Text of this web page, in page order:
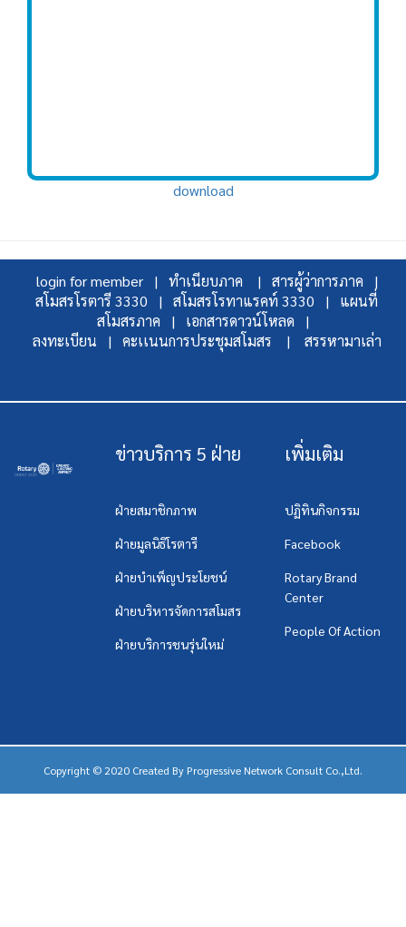
download
login for member | ทำเนียบภาค |
สารผู้ว่าการภาค |
สโมสรโรตารี 3330 |
สโมสรโรทาแรคท์ 3330 |
แผนที่
สโมสรภาค |
เอกสารดาวน์โหลด |
ลงทะเบียน |
คะเเนนการประชุมสโมสร | สรรหามาเล่า
ข่าวบริการ 5 ฝ่าย
ฝ่ายสมาชิกภาพ
ฝ่ายมูลนิธิโรตารี
ฝ่ายบำเพ็ญประโยชน์
ฝ่ายบริหารจัดการสโมสร
ฝ่ายบริการชนรุ่นใหม่
เพิ่มเติม
ปฏิทินกิจกรรม
Facebook
Rotary Brand
Center
People Of Action
Copyright © 2020 Created By Progressive Network Consult Co.,Ltd.